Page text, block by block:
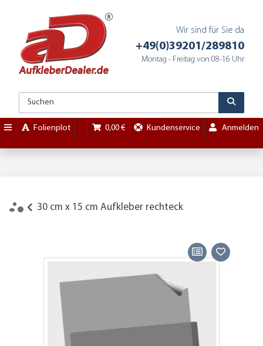
Wir sind für Sie da
+49(0)39201/289810
Montag - Freitag von 08-16 Uhr
Folienplot 0,00 € Kundenservice Anmelden
30 cm x 15 cm Aufkleber rechteck